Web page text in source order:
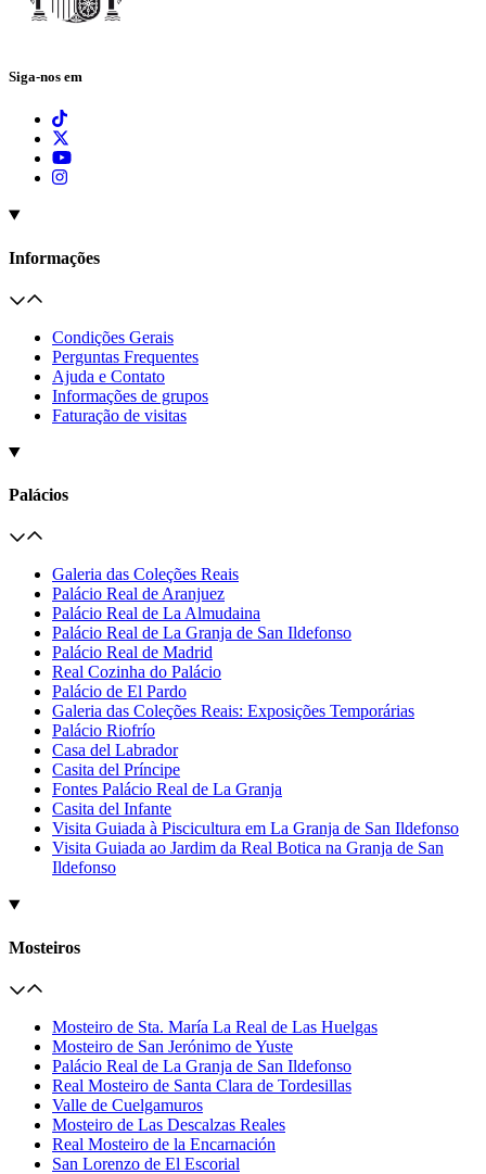
Siga-nos em
Informações
Condições Gerais
Perguntas Frequentes
Ajuda e Contato
Informações de grupos
Faturação de visitas
Palácios
Galeria das Coleções Reais
Palácio Real de Aranjuez
Palácio Real de La Almudaina
Palácio Real de La Granja de San Ildefonso
Palácio Real de Madrid
Real Cozinha do Palácio
Palácio de El Pardo
Galeria das Coleções Reais: Exposições Temporárias
Palácio Riofrío
Casa del Labrador
Casita del Príncipe
Fontes Palácio Real de La Granja
Casita del Infante
Visita Guiada à Piscicultura em La Granja de San Ildefonso
Visita Guiada ao Jardim da Real Botica na Granja de San
Ildefonso
Mosteiros
Mosteiro de Sta. María La Real de Las Huelgas
Mosteiro de San Jerónimo de Yuste
Palácio Real de La Granja de San Ildefonso
Real Mosteiro de Santa Clara de Tordesillas
Valle de Cuelgamuros
Mosteiro de Las Descalzas Reales
Real Mosteiro de la Encarnación
San Lorenzo de El Escorial